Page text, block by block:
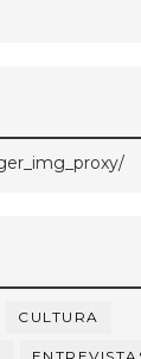
CULTURA